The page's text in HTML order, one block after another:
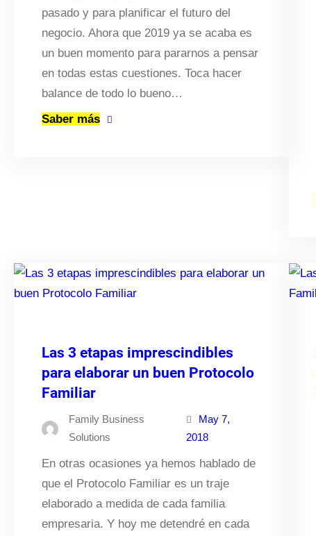
pasado y para planificar el futuro del
negocio. Ahora que 2019 ya se acaba es
un buen momento para pararnos a pensar
en todas estas cuestiones. Toca hacer
balance de todo lo bueno…
Saber más
Las 3 etapas imprescindibles
para elaborar un buen Protocolo
Familiar
Family Business
Solutions
May 7,
2018
En otras ocasiones ya hemos hablado de
que el Protocolo Familiar es un traje
elaborado a medida de cada familia
empresaria. Y hoy me detendré en cada